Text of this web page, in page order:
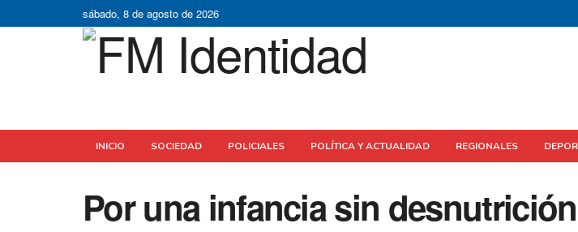
sábado, 8 de agosto de 2026
INICIO SOCIEDAD POLICIALES POLÍTICA Y ACTUALIDAD REGIONALES
Por una infancia sin desnutrición